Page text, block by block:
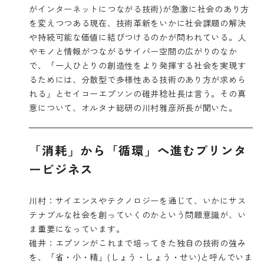
がインターネットにつながる技術)が急激に社会のあり方
を変えつつある現在、技術革新をいかに社会課題の解決
や持続可能な価値に結びつけるのかが問われている。人
やモノと情報がつながるサイバー空間の広がりのなか
で、「一人ひとりの創造性をより発揮する社会を実現す
るためには、分散型で多様性ある技術のあり方が求めら
れる」とセイコーエプソンの碓井稔社長は言う。その真
意について、オルタナ総研の川村雅彦所長が聞いた。
「消耗」から「循環」へ進むプリンタ
ービジネス
川村：サイエンスやテクノロジーを通じて、いかにサス
テナブルな社会を創っていくのかという問題意識が、い
ま重要になっています。
碓井：エプソンがこれまで培ってきた独自の技術の強み
を、「省・小・精」(しょう・しょう・せい)と呼んでいま